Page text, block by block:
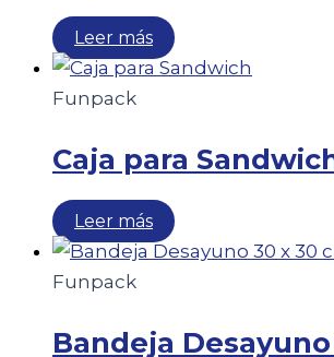
Leer más
Funpack
Caja para
Leer más
Funpack
Bandeja